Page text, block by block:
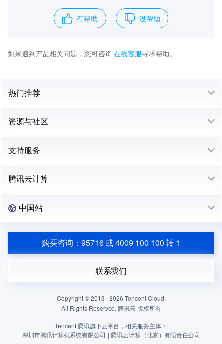
有帮助 没帮助
如果遇到产品相关问题，您可咨询 在线客服寻求帮助。
热门推荐
资源与社区
支持服务
腾讯云计算
中国站
购买咨询：95716 或 4009 100 100 转 1
联系我们
Copyright © 2013 -2026 Tencent Cloud.
All Rights Reserved. 腾讯云 版权所有
Tencent 腾讯旗下云平台，相关服务主体：
深圳市腾讯计算机系统有限公司 | 腾讯云计算（北京）有限责任公司